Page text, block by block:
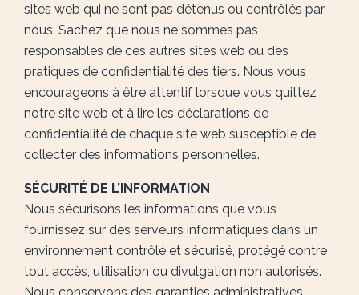
sites web qui ne sont pas détenus ou contrôlés par
nous. Sachez que nous ne sommes pas
responsables de ces autres sites web ou des
pratiques de confidentialité des tiers. Nous vous
encourageons à être attentif lorsque vous quittez
notre site web et à lire les déclarations de
confidentialité de chaque site web susceptible de
collecter des informations personnelles.
SÉCURITÉ DE L’INFORMATION
Nous sécurisons les informations que vous
fournissez sur des serveurs informatiques dans un
environnement contrôlé et sécurisé, protégé contre
tout accès, utilisation ou divulgation non autorisés.
Nous conservons des garanties administratives,